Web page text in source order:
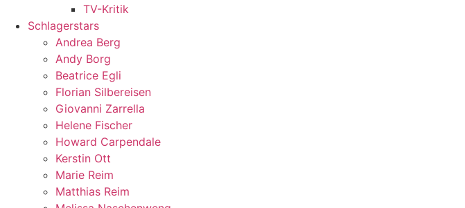
TV-Kritik
Schlagerstars
Andrea Berg
Andy Borg
Beatrice Egli
Florian Silbereisen
Giovanni Zarrella
Helene Fischer
Howard Carpendale
Kerstin Ott
Marie Reim
Matthias Reim